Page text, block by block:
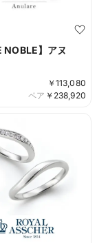
NOBLE】アヌ
￥ 113,080
￥ 238,920
ペア